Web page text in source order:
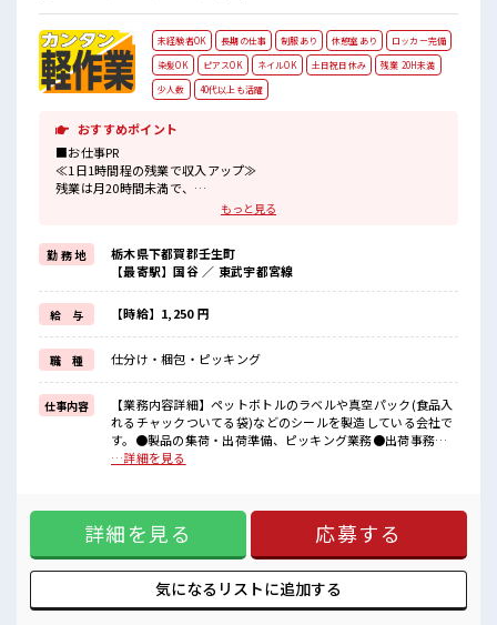
未経験者OK 長期の仕事 制服あり 休憩室あり
ロッカー完備
染髪OK
ピアスOK ネイルOK 土日祝日休み
残業 20H未満
少人数
40代以上も活躍
おすすめポイント
■お仕事PR
≪1日1時間程の残業で収入アップ≫
残業は月20時間未満で、
週末は家族や友人と一緒にプライベート満喫！
≪髪型自由≫
基本的に髪色自由で明るすぎたり奇抜でなければOKです！
(規定有)制服があると毎日の服選びに悩まずOK♪
≪初めての仕事だけど自分にもできそう≫
新しいことにチャレンジするのは不安だけど、
しっかり働く環境が整っています！
イチからスキルUP・ステップUP目指していきましょう！
■職場の雰囲気
少人数ですぐに馴染むことができそう♪
アットホームな環境☆
明るすぎたり奇抜過ぎなければヘアカラーOK！
もっと見る
勤 務 地
栃木県下都賀郡壬生町
【最寄駅】国谷 ／ 東武宇都宮線
給 与 【時給】1,250 円
職 種 仕分け・梱包・ピッキング
仕事内容
【業務内容詳細】ペットボトルのラベルや真空パック(食品入
れるチャックついてる袋)などのシールを製造している会社で
す。●製品の集荷・出荷準備、ピッキング業務●出荷事務・
出荷シール作り・ピッキング・梱包業務(重量物MAX10kgくら
所内では1人になることが多いですが、近くの建屋に社員さん
はいるので安心してください。【取扱製品詳細】ペットボト
ル・食料品等のラベル ■お仕事PR ≪1日1時間程の残業で収入
アップ≫ 残業は月20時間未満で、 ほどよく稼げます♪ ≪週休
2日制≫ 週末は家族や友人と一緒にプライベート満喫！ ≪髪
型自由≫ 基本的に髪色自由で明るすぎたり奇抜でなければOK
…詳細を見る
詳細を見る 応募する
気になるリストに追加する